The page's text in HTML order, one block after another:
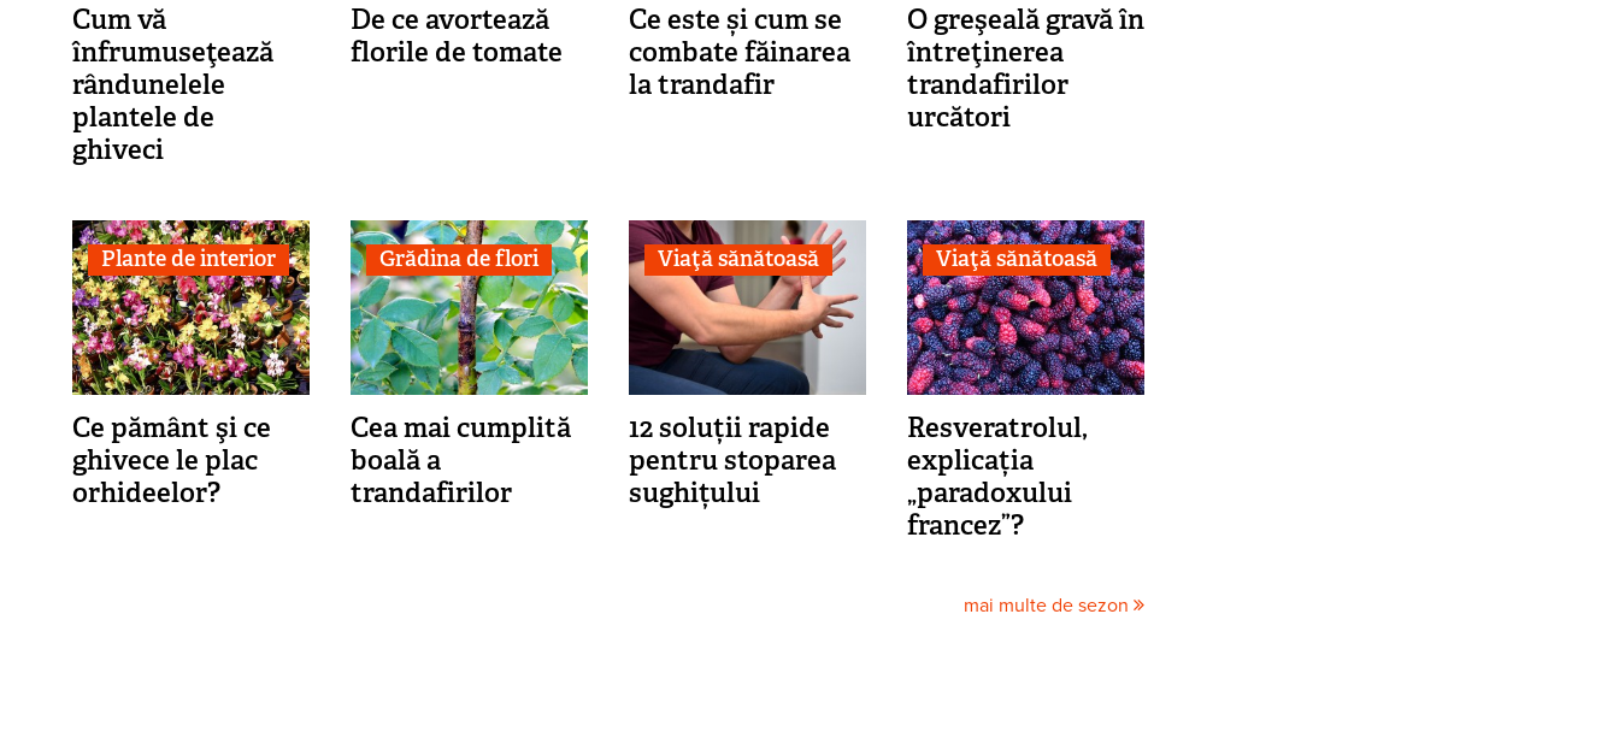
Cum vă
înfrumuseţează
rândunelele
plantele de
ghiveci
De ce avortează
florile de tomate
Ce este și cum se
combate făinarea
la trandafir
O greşeală gravă în
întreţinerea
trandafirilor
urcători
Plante de interior
Ce pământ şi ce
ghivece le plac
orhideelor?
Grădina de flori
Cea mai cumplită
boală a
trandafirilor
Viaţă sănătoasă
12 soluții rapide
pentru stoparea
sughițului
Viaţă sănătoasă
Resveratrolul,
explicația
„paradoxului
francez”?
mai multe de sezon